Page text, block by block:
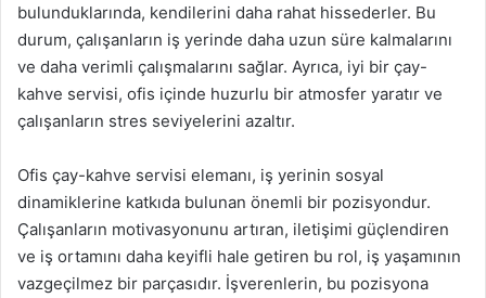
bulunduklarında, kendilerini daha rahat hissederler. Bu
durum, çalışanların iş yerinde daha uzun süre kalmalarını
ve daha verimli çalışmalarını sağlar. Ayrıca, iyi bir çay-
kahve servisi, ofis içinde huzurlu bir atmosfer yaratır ve
çalışanların stres seviyelerini azaltır.
Ofis çay-kahve servisi elemanı, iş yerinin sosyal
dinamiklerine katkıda bulunan önemli bir pozisyondur.
Çalışanların motivasyonunu artıran, iletişimi güçlendiren
ve iş ortamını daha keyifli hale getiren bu rol, iş yaşamının
vazgeçilmez bir parçasıdır. İşverenlerin, bu pozisyona